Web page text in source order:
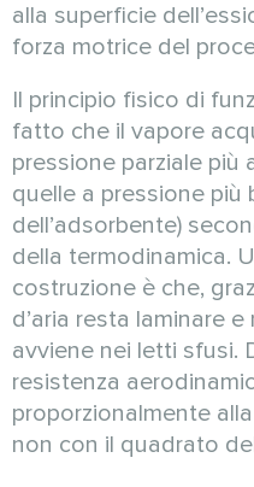
alla superficie
forza motrice del
Il principio fisico di
fatto che il vapore
pressione parziale più
quelle a pressione più
dell’adsorbente)
della termodinamica.
costruzione è che,
d’aria resta laminare
avviene nei letti sfusi.
resistenza
proporzionalmente
non con il quadrato